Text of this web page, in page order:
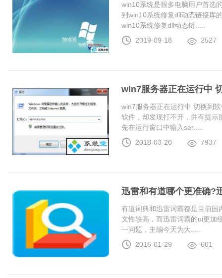
win10系统是很多电脑用户首选
到win10系统修复dll动态链接库
win10系统修复dll动态链.....
2019-09-18
2527
win7服务器正在运行中
win7服务器正在运行中 切换到
软件，却发现打不开，并有提
先在运行窗口中输入ser.....
2018-03-20
7937
迅雷和有道哪个更准确?
有道词典和迅雷词霸都是目前
文性较高，而迅雷词霸的ui更加
一问题，主编今天为大.....
2016-01-29
601